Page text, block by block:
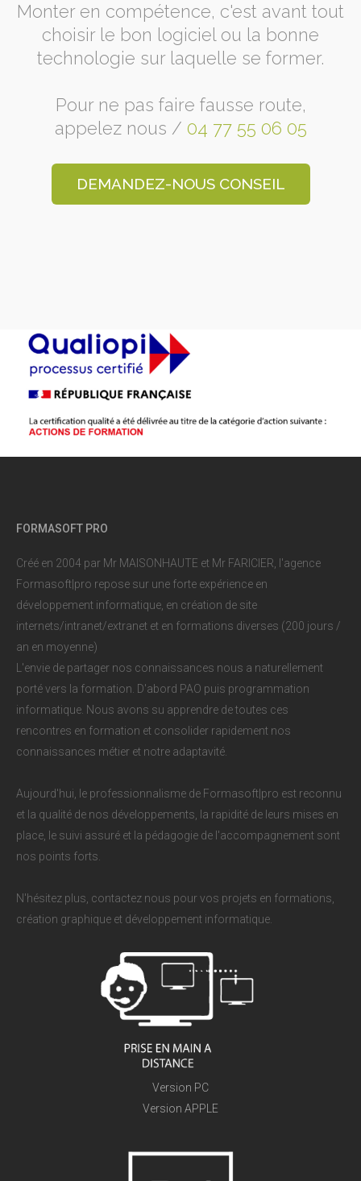
Monter en compétence, c'est avant tout
choisir le bon logiciel ou la bonne
technologie sur laquelle se former.
Pour ne pas faire fausse route,
appelez nous / 04 77 55 06 05
DEMANDEZ-NOUS CONSEIL
FORMASOFT PRO
Créé en 2004 par Mr MAISONHAUTE et Mr FARICIER, l'agence
Formasoft|pro repose sur une forte expérience en
développement informatique, en création de site
internets/intranet/extranet et en formations diverses (200 jours /
an en moyenne)
L'envie de partager nos connaissances nous a naturellement
porté vers la formation. D'abord PAO puis programmation
informatique. Nous avons su apprendre de toutes ces
rencontres en formation et consolider rapidement nos
connaissances métier et notre adaptavité.
Aujourd'hui, le professionnalisme de Formasoft|pro est reconnu
et la qualité de nos développements, la rapidité de leurs mises en
place, le suivi assuré et la pédagogie de l'accompagnement sont
nos points forts.
N'hésitez plus, contactez nous pour vos projets en formations,
création graphique et développement informatique.
Version PC
Version APPLE